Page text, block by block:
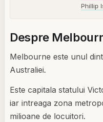
Phillip
Despre
Melbourne este unul
Australiei.
Este capitala statului
iar intreaga zona
milioane de locuitori.